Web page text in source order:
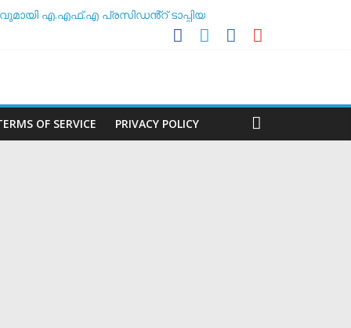
എ.എഫ്.എ പ്രസിഡൻ്റ് ടാപ്പിയ
OF SERVICE PRIVACY POLICY